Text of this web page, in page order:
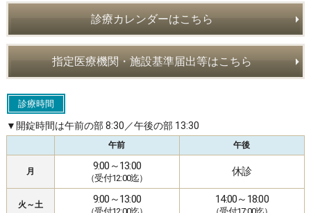
診療カレンダーはこちら
指定医療機関・施設基準届出等はこちら
診療時間
▼開錠時間は午前の部 8:30／午後の部 13:30
午前 午後
月 9:00～13:00
（受付12:00迄）
休診
火～土 9:00～13:00 14:00～18:00